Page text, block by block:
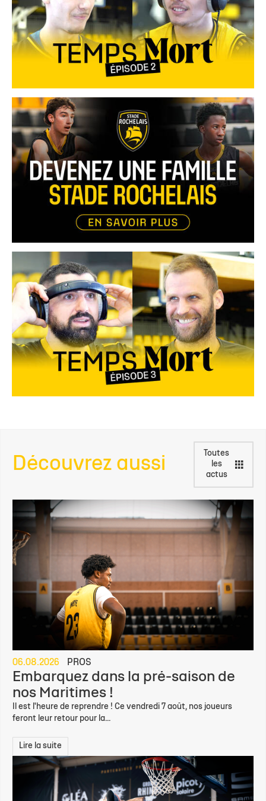
Découvrez aussi
Toutes
les
actus
06.08.2026 PROS
Embarquez dans la pré-saison de
nos Maritimes !
Il est l'heure de reprendre ! Ce vendredi 7 août, nos joueurs
feront leur retour pour la...
Lire la suite